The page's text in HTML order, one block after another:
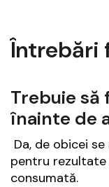
Întrebări
Trebuie să
înainte de
Da, de obicei
pentru
consumată.